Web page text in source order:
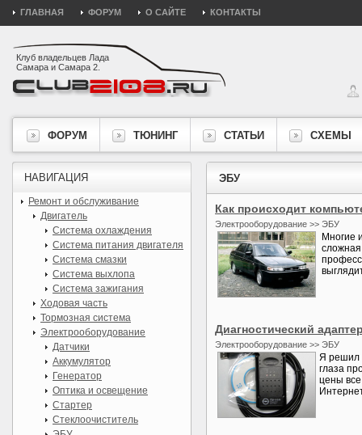
ГЛАВНАЯ ФОРУМ О САЙТЕ КОНТАКТЫ
Клуб владельцев Лада
Самара и Самара 2.
ФОРУМ ТЮНИНГ СТАТЬИ СХЕМЫ
ЭБУ
Как происходит
Электрооборудование >> ЭБУ
Многие
Диагностический
Электрооборудование >> ЭБУ
Я решил
глаза
цены
НАВИГАЦИЯ
Ремонт и обслуживание
Двигатель
Система охлаждения
Система питания двигателя
Система смазки
Система выхлопа
Система зажигания
Ходовая часть
Тормозная система
Электрооборудование
Датчики
Аккумулятор
Генератор
Оптика и освещение
Стартер
Стеклоочиститель